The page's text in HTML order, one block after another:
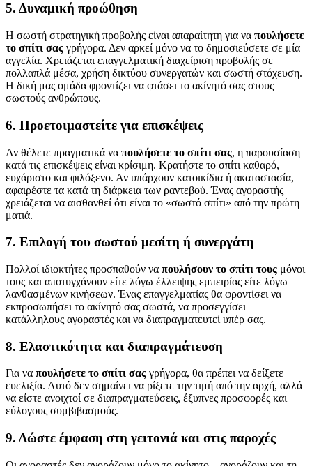
5. Δυναμική προώθηση
Η σωστή στρατηγική προβολής είναι απαραίτητη για να πουλήσετε
το σπίτι σας γρήγορα. Δεν αρκεί μόνο να το δημοσιεύσετε σε μία
αγγελία. Χρειάζεται επαγγελματική διαχείριση προβολής σε
πολλαπλά μέσα, χρήση δικτύου συνεργατών και σωστή στόχευση.
Η δική μας ομάδα φροντίζει να φτάσει το ακίνητό σας στους
σωστούς ανθρώπους.
6. Προετοιμαστείτε για επισκέψεις
Αν θέλετε πραγματικά να πουλήσετε το σπίτι σας, η παρουσίαση
κατά τις επισκέψεις είναι κρίσιμη. Κρατήστε το σπίτι καθαρό,
ευχάριστο και φιλόξενο. Αν υπάρχουν κατοικίδια ή ακαταστασία,
αφαιρέστε τα κατά τη διάρκεια των ραντεβού. Ένας αγοραστής
χρειάζεται να αισθανθεί ότι είναι το «σωστό σπίτι» από την πρώτη
ματιά.
7. Επιλογή του σωστού μεσίτη ή συνεργάτη
Πολλοί ιδιοκτήτες προσπαθούν να πουλήσουν το σπίτι τους μόνοι
τους και αποτυγχάνουν είτε λόγω έλλειψης εμπειρίας είτε λόγω
λανθασμένων κινήσεων. Ένας επαγγελματίας θα φροντίσει να
εκπροσωπήσει το ακίνητό σας σωστά, να προσεγγίσει
κατάλληλους αγοραστές και να διαπραγματευτεί υπέρ σας.
8. Ελαστικότητα και διαπραγμάτευση
Για να πουλήσετε το σπίτι σας γρήγορα, θα πρέπει να δείξετε
ευελιξία. Αυτό δεν σημαίνει να ρίξετε την τιμή από την αρχή, αλλά
να είστε ανοιχτοί σε διαπραγματεύσεις, έξυπνες προσφορές και
εύλογους συμβιβασμούς.
9. Δώστε έμφαση στη γειτονιά και στις παροχές